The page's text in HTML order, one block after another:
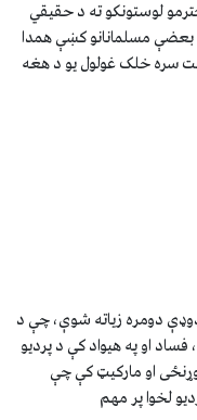
لوستونکو ته د حقیقي
مسلمانانو کښې همدا
سره خلک غولول یو د هغه
دومره زیاته شوې، چې د
او په هیواد کې د پردیو
او مارکیټ کې چې
لخوا پر مهم